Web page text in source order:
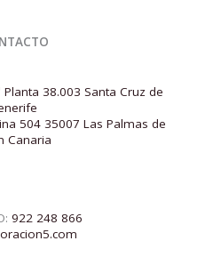
38.003 Santa Cruz de
504 35007 Las Palmas de
Canaria
922 248 866